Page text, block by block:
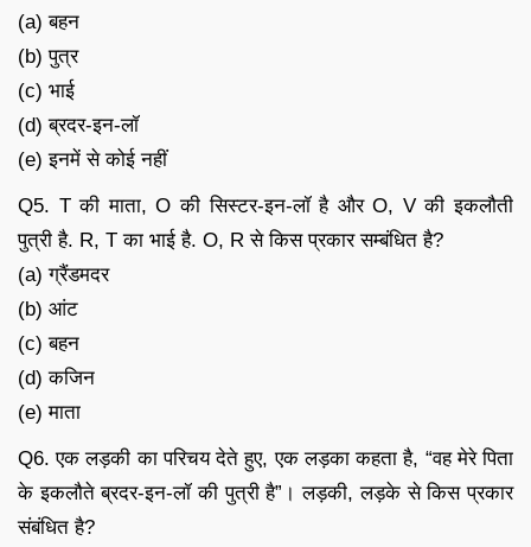
(a) बहन
(b) पुत्र
(c) भाई
(d) ब्रदर-इन-लॉ
(e) इनमें से कोई नहीं
Q5. T की माता, O की सिस्टर-इन-लॉ है और O, V की इकलौती
पुत्री है. R, T का भाई है. O, R से किस प्रकार सम्बंधित है?
(a) ग्रैंडमदर
(b) आंट
(c) बहन
(d) कजिन
(e) माता
Q6. एक लड़की का परिचय देते हुए, एक लड़का कहता है, “वह मेरे पिता
के इकलौते ब्रदर-इन-लॉ की पुत्री है”। लड़की, लड़के से किस प्रकार
संबंधित है?